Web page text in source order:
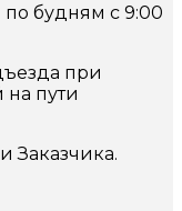
по будням с 9:00
при
на пути
Заказчика.